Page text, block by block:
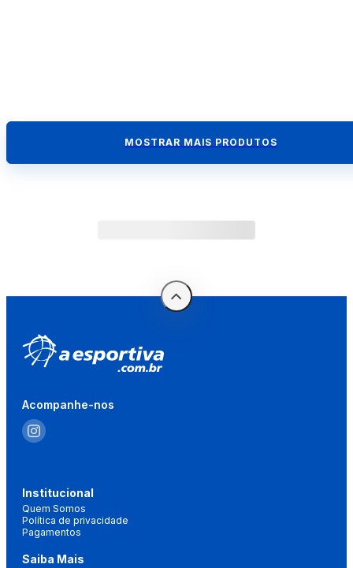
MOSTRAR MAIS PRODUTOS
Acompanhe-nos
Institucional
Quem Somos
Política de privacidade
Pagamentos
Saiba Mais